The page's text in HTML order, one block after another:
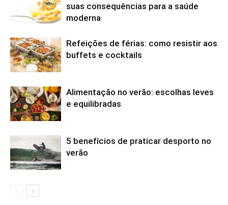
suas consequências para a saúde
moderna
Refeições de férias: como resistir aos
buffets e cocktails
Alimentação no verão: escolhas leves
e equilibradas
5 benefícios de praticar desporto no
verão